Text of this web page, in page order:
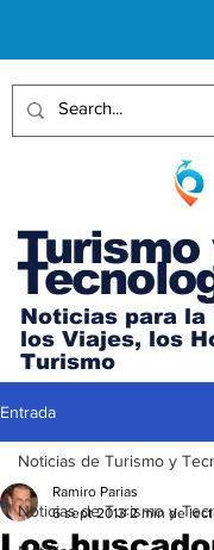
Turismo
Noticias para la
los Viajes, los
Turismo
Entrada
Noticias de Turismo y
Noticias de Turismo y
Ramiro Parias
6 sept 2013 2 min de